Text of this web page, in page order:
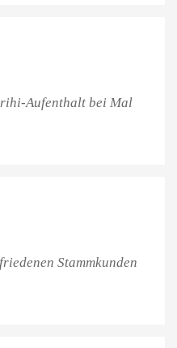
Aufenthalt bei Mal
Stammkunden